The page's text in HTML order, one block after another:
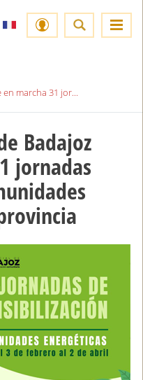
marcha 31 jor...
Badajoz
jornadas